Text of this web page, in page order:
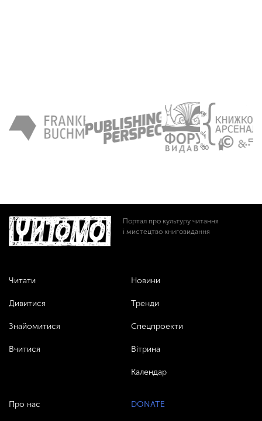
Портал про культуру читання
і мистецтво книговидання
Читати
Дивитися
Знайомитися
Вчитися
Новини
Тренди
Спецпроекти
Вітрина
Календар
Про нас DONATE